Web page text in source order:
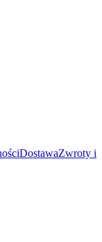
DostawaZwroty i